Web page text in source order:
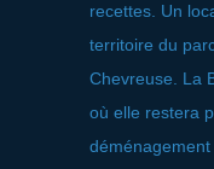
recettes. Un
territoire du
Chevreuse. La
où elle restera